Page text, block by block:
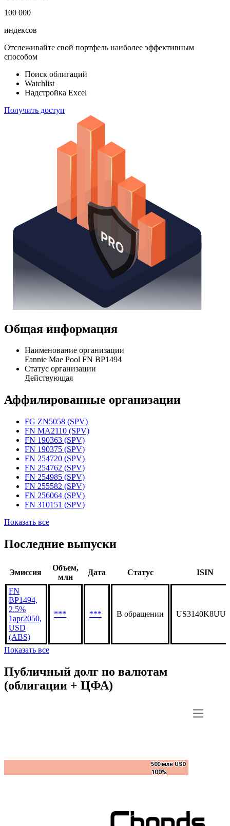
100 000
индексов
Отслеживайте свой портфель наиболее эффективным
способом
Поиск облигаций
Watchlist
Надстройка Excel
Получить доступ
Общая информация
Наименование организации
Fannie Mae Pool FN BP1494
Статус организации
Действующая
Аффилированные организации
FG ZN5058 (SPV)
FN MA2110 (SPV)
FN 190363 (SPV)
FN 190375 (SPV)
FN 254720 (SPV)
FN 254762 (SPV)
FN 254985 (SPV)
FN 255582 (SPV)
FN 256064 (SPV)
FN 310151 (SPV)
Показать все
Последние выпуски
Эмиссия
Объем,
млн
Дата Статус ISIN
FN
BP1494,
2.5%
1apr2050,
USD
(ABS)
*** *** В обращении
Показать все
Публичный долг по валютам
(облигации + ЦФА)
500 млн USD
100%
500 млн USD
100%